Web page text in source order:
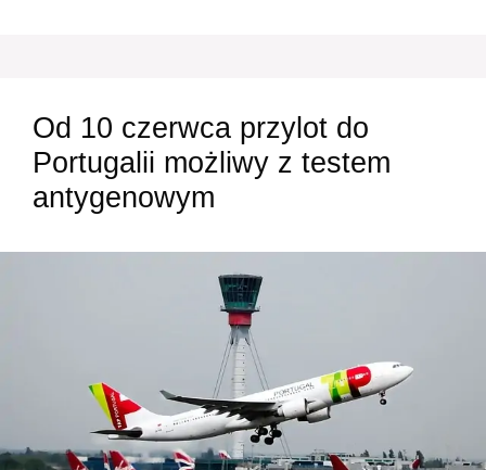
Od 10 czerwca przylot do
Portugalii możliwy z testem
antygenowym